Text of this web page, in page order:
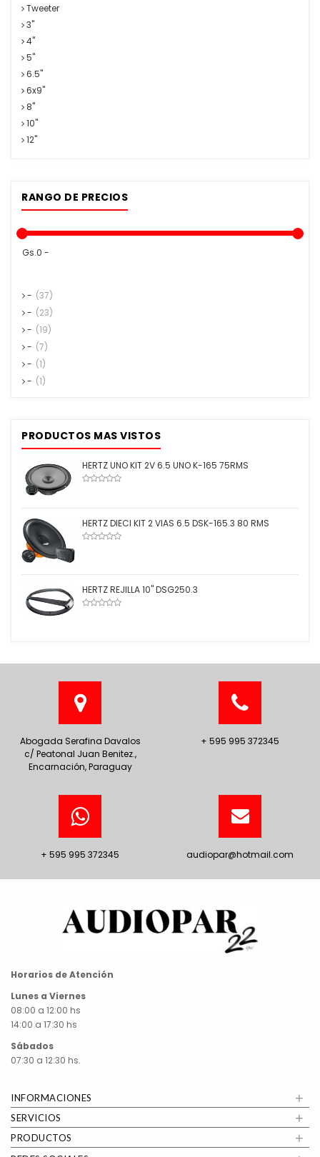
Tweeter
3"
4"
5"
6.5"
6x9"
8"
10"
12"
RANGO DE PRECIOS
Gs.0 -
- (37)
- (23)
- (19)
- (7)
- (1)
- (1)
PRODUCTOS MAS VISTOS
HERTZ UNO KIT 2V 6.5 UNO K-165 75RMS
HERTZ DIECI KIT 2 VIAS 6.5 DSK-165.3 80 RMS
HERTZ REJILLA 10" DSG250.3
Abogada Serafina Davalos
c/ Peatonal Juan Benitez.,
Encarnación, Paraguay
+ 595 995 372345
+ 595 995 372345 audiopar@hotmail.com
Horarios de Atención
Lunes a Viernes
08:00 a 12:00 hs
14:00 a 17:30 hs
Sábados
07:30 a 12:30 hs.
INFORMACIONES +
SERVICIOS +
PRODUCTOS +